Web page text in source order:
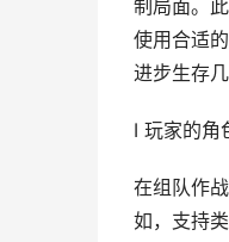
制局面。
使用合适
进步生存几
I 玩家的角
在组队作
如，支持